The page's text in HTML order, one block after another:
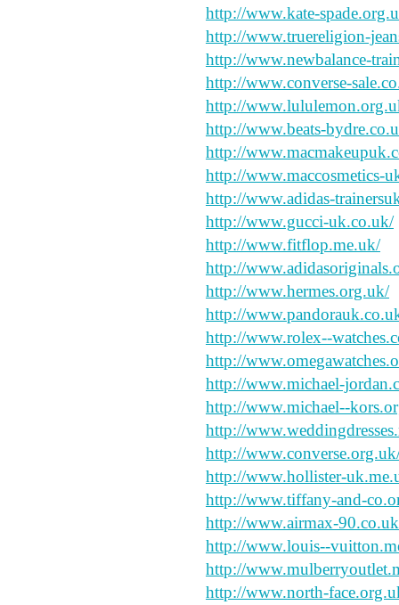
http://www.kate-
http://www.truereligion-
http://www.newbalance-
http://www.converse-
http://
http://www.beats-
http://
http://www.maccosmetics-
http://www.adidas-
http://www.gucci-uk.co.uk/
http://www.fitflop.me.uk/
http://
http://www.hermes.org.uk/
http://
http://www.rolex--
http://
http://www.michael-
http://www.michael--
http://
http://
http://www.hollister-
http://www.tiffany-and-
http://www.airmax-
http://www.louis--
http://
http://www.north-